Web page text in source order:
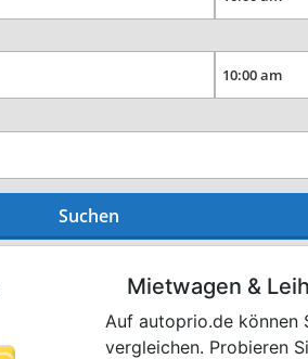
Suchen
Mietwagen &
Auf autoprio.de können
vergleichen. Probieren